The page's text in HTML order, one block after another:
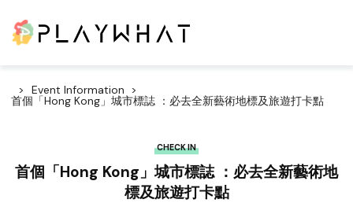
Event Information
首個「Hong Kong」城市標誌 ：必去全新藝術地標及旅遊打卡點
CHECK IN
首個「Hong Kong」城市標誌 ：必去全新藝術地
標及旅遊打卡點